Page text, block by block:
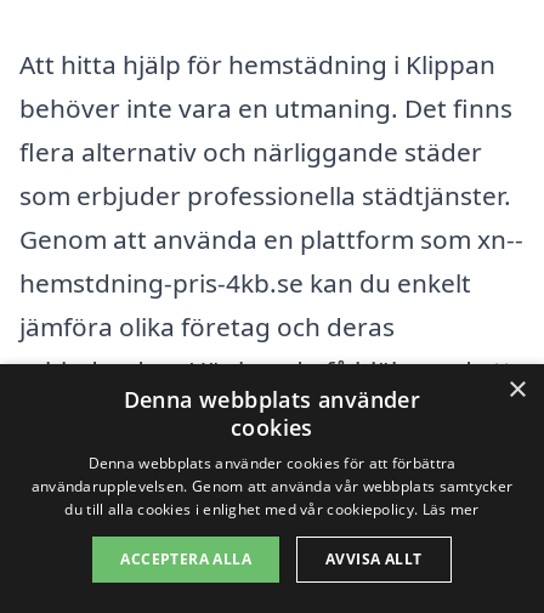
Att hitta hjälp för hemstädning i Klippan
behöver inte vara en utmaning. Det finns
flera alternativ och närliggande städer
som erbjuder professionella städtjänster.
Genom att använda en plattform som xn--
hemstdning-pris-4kb.se kan du enkelt
jämföra olika företag och deras
erbjudanden. Här kan du få hjälp med att
hitta det mest lämpade företaget för dina
behov av hemstädning.
När du överväger hemstädning i Klippan
är det bra att veta att det finns flera
×
Denna webbplats använder
cookies
Denna webbplats använder cookies för att förbättra
användarupplevelsen. Genom att använda vår webbplats samtycker
du till alla cookies i enlighet med vår cookiepolicy. Läs mer
ACCEPTERA ALLA AVVISA ALLT